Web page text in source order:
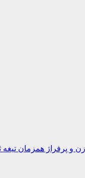
و پرفراژ همزمان تیغه